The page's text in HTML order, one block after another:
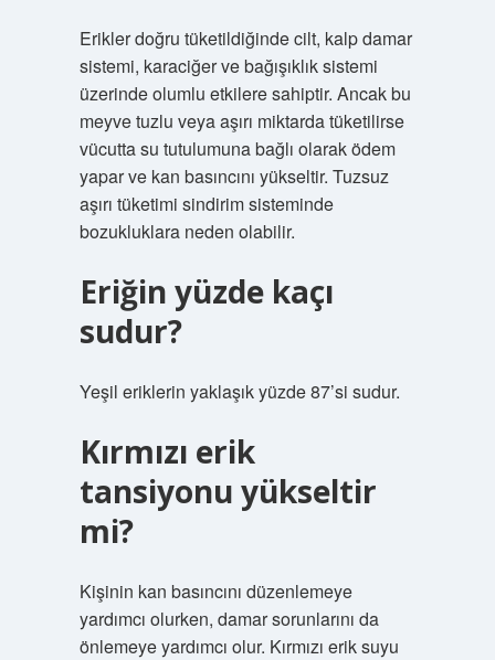
Erikler doğru tüketildiğinde cilt, kalp damar
sistemi, karaciğer ve bağışıklık sistemi
üzerinde olumlu etkilere sahiptir. Ancak bu
meyve tuzlu veya aşırı miktarda tüketilirse
vücutta su tutulumuna bağlı olarak ödem
yapar ve kan basıncını yükseltir. Tuzsuz
aşırı tüketimi sindirim sisteminde
bozukluklara neden olabilir.
Eriğin yüzde kaçı
sudur?
Yeşil eriklerin yaklaşık yüzde 87’si sudur.
Kırmızı erik
tansiyonu yükseltir
mi?
Kişinin kan basıncını düzenlemeye
yardımcı olurken, damar sorunlarını da
önlemeye yardımcı olur. Kırmızı erik suyu